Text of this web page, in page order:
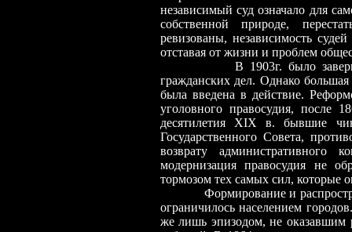
независимый суд означало для
собственной природе,
ревизованы, независимость судей
отставая от жизни и проблем
В 1903г. было завершено
гражданских дел. Однако большая
была введена в действие.
уголовного правосудия, после
десятилетия XIX в. бывшие
Государственного Совета,
возврату
модернизация правосудия не
тормозом тех самых сил, которые
Формирование и
ограничилось населением
же лишь эпизодом, не оказавшим